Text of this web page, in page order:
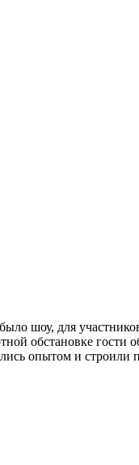
было шоу, для
обстановке гости
опытом и строили